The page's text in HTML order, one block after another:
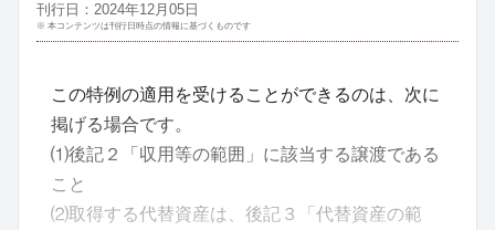
刊行日：2024年12月05日
※ 本コンテンツは刊行日時点の情報に基づくものです
この特例の適用を受けることができるのは、次に
掲げる場合です。
⑴後記２「収用等の範囲」に該当する譲渡である
こと
⑵取得する代替資産は、後記３「代替資産の範